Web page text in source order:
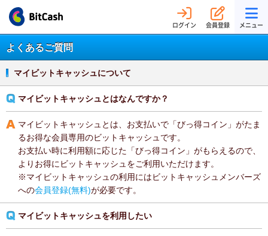
ログイン 会員登録 メニュー
よくあるご質問
マイビットキャッシュについて
マイビットキャッシュとはなんですか？
マイビットキャッシュとは、お支払いで「びっ得コイン」がたま
るお得な会員専用のビットキャッシュです。
お支払い時に利用額に応じた「びっ得コイン」がもらえるので、
よりお得にビットキャッシュをご利用いただけます。
※マイビットキャッシュの利用にはビットキャッシュメンバーズ
への会員登録(無料)が必要です。
マイビットキャッシュを利用したい